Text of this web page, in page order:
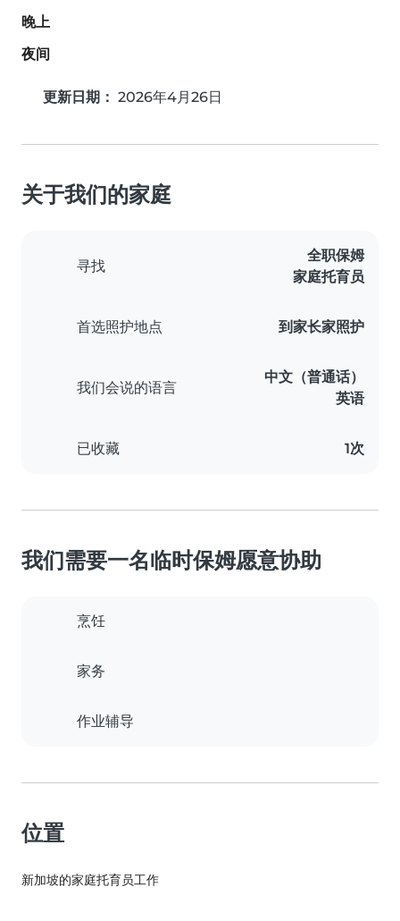
晚上
夜间
更新日期： 2026年4月26日
关于我们的家庭
寻找
全职保姆
家庭托育员
首选照护地点 到家长家照护
我们会说的语言
中文（普通话）
英语
已收藏 1次
我们需要一名临时保姆愿意协助
烹饪
家务
作业辅导
位置
新加坡的家庭托育员工作